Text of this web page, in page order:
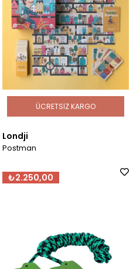
Londji
Postman
₺2.250,00
ÜCRETSIZ KARGO